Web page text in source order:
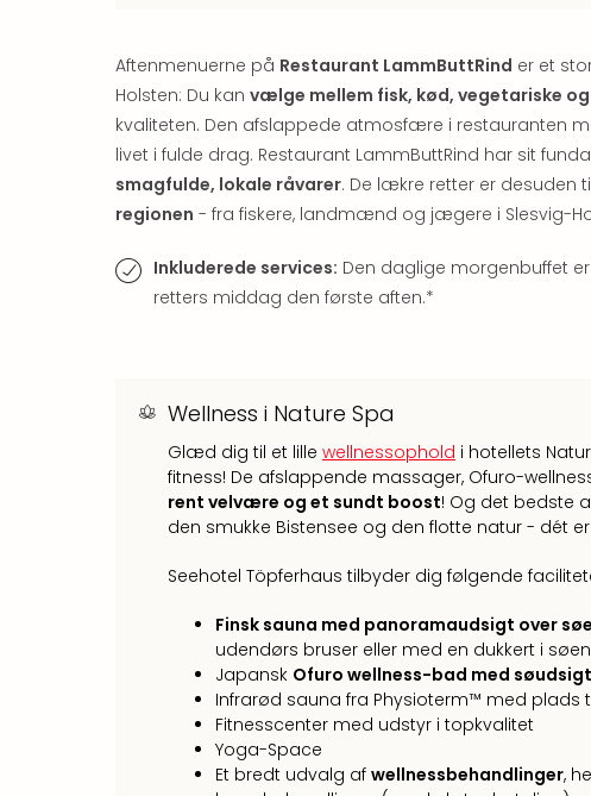
Aftenmenuerne på Restaurant LammButtRind er et
Holsten: Du kan vælge mellem fisk, kød, vegetariske
kvaliteten. Den afslappede atmosfære i restauranten
livet i fulde drag. Restaurant LammButtRind har sit
smagfulde, lokale råvarer. De lækre retter er desuden
regionen - fra fiskere, landmænd og jægere i Slesvig-
Inkluderede services: Den daglige morgenbuffet
retters middag den første aften.*
Wellness i Nature Spa
Glæd dig til et lille wellnessophold i hotellets
fitness! De afslappende massager, Ofuro-
rent velvære og et sundt boost! Og det bedste
den smukke Bistensee og den flotte natur - dét
Seehotel Töpferhaus tilbyder dig følgende
Finsk sauna med panoramaudsigt over
udendørs bruser eller med en dukkert i
Japansk Ofuro wellness-bad med søudsigt
Infrarød sauna fra Physioterm™ med plads
Fitnesscenter med udstyr i topkvalitet
Yoga-Space
Et bredt udvalg af wellnessbehandlinger,